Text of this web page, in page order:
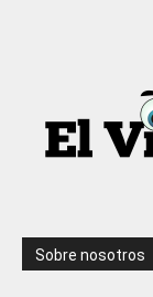
Sobre nosotros